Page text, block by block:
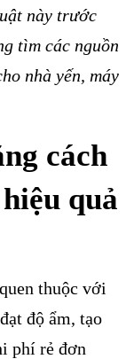
này trước
tìm các nguồn
nhà yến, máy
cách
quả
thuộc với
độ ẩm, tạo
phí rẻ đơn